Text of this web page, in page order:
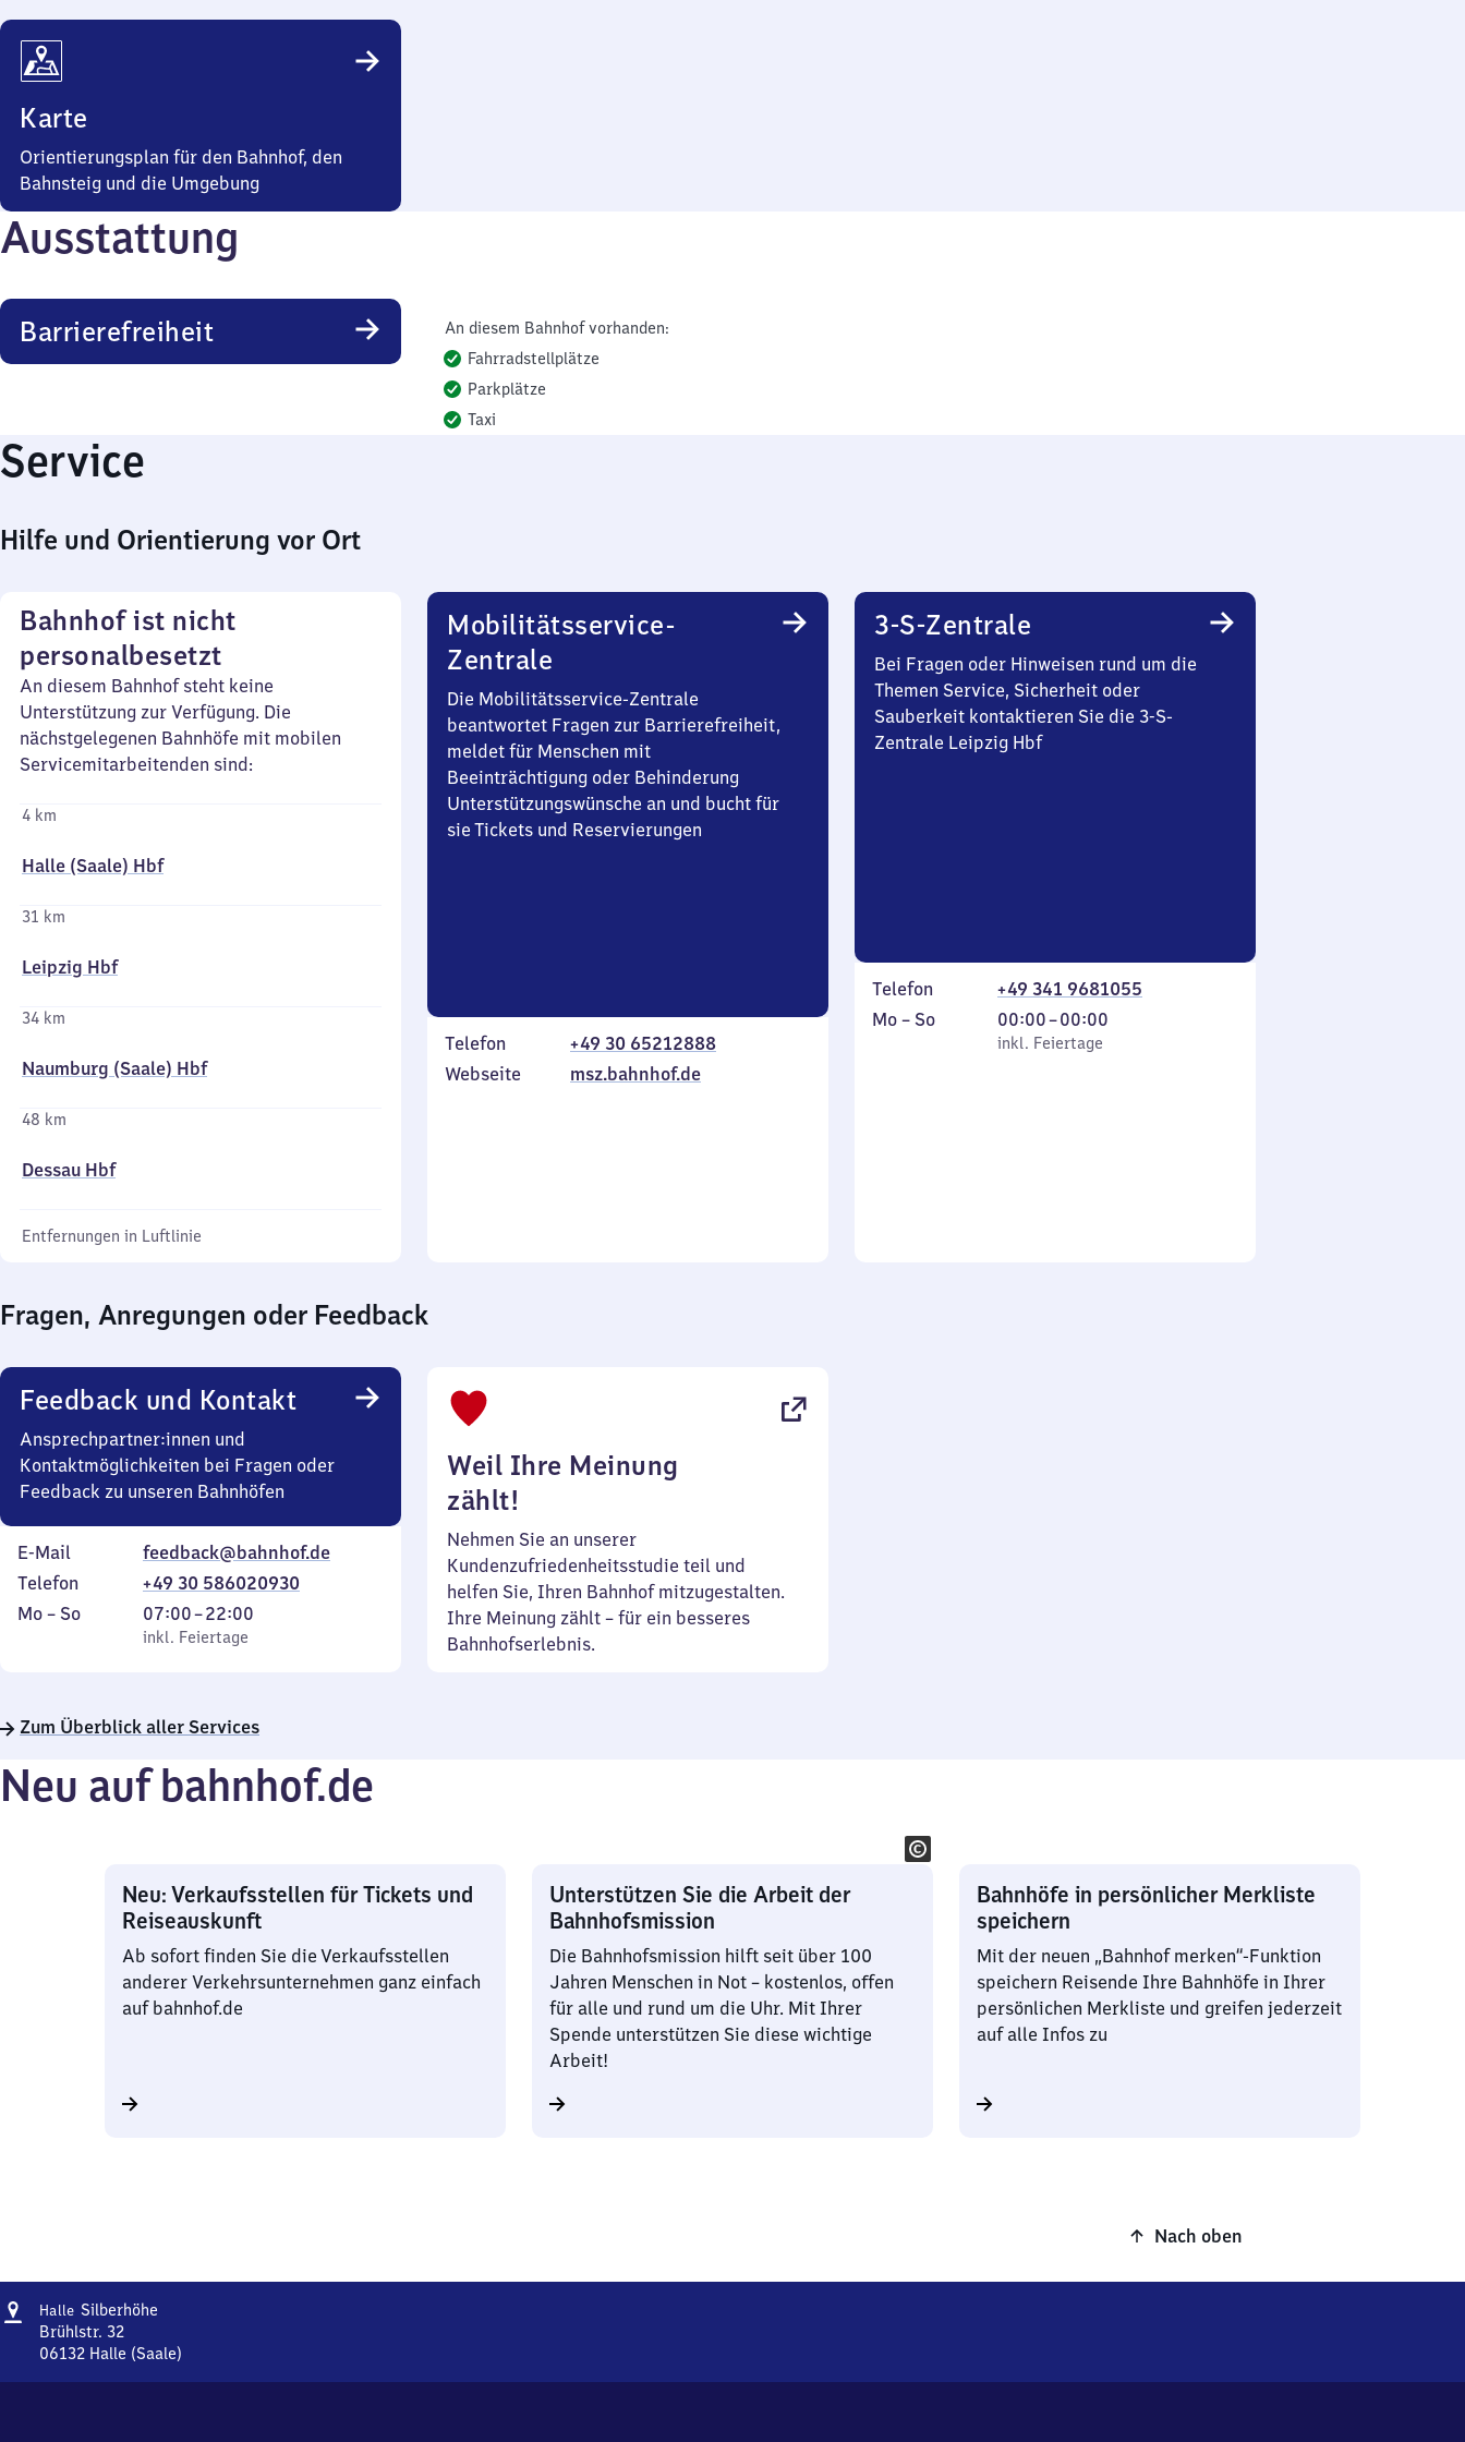
Karte
Orientierungsplan für den Bahnhof, den
Bahnsteig und die Umgebung
Ausstattung
Barrierefreiheit
An diesem Bahnhof vorhanden:
Fahrradstellplätze
Parkplätze
Taxi
Service
Hilfe und Orientierung vor Ort
Bahnhof ist nicht
personalbesetzt
An diesem Bahnhof steht keine
Unterstützung zur Verfügung. Die
nächstgelegenen Bahnhöfe mit mobilen
Servicemitarbeitenden sind:
4 km
Halle (Saale) Hbf
31 km
Leipzig Hbf
34 km
Naumburg (Saale) Hbf
48 km
Dessau Hbf
Entfernungen in Luftlinie
Mobilitätsservice-
Zentrale
Die Mobilitätsservice-Zentrale
beantwortet Fragen zur Barrierefreiheit,
meldet für Menschen mit
Beeinträchtigung oder Behinderung
Unterstützungswünsche an und bucht für
sie Tickets und Reservierungen
Telefon
+49 30 65212888
Webseite
msz.bahnhof.de
3-S-Zentrale
Bei Fragen oder Hinweisen rund um die
Themen Service, Sicherheit oder
Sauberkeit kontaktieren Sie die 3-S-
Zentrale Leipzig Hbf
Telefon
+49 341 9681055
Montag
Mo – So,
inkl. Feiertage
00:00–00:00
Von
0
inkl. Feiertage
Fragen, Anregungen oder Feedback
Feedback und Kontakt
Ansprechpartner:innen und
Kontaktmöglichkeiten bei Fragen oder
Feedback zu unseren Bahnhöfen
E-Mail
feedback@bahnhof.de
Telefon
+49 30 586020930
Montag
Mo – So,
inkl. Feiertage
07:00–22:00
Von
7
22
inkl. Feiertage
Weil Ihre Meinung
zählt!
Nehmen Sie an unserer
Kundenzufriedenheitsstudie teil und
helfen Sie, Ihren Bahnhof mitzugestalten.
Ihre Meinung zählt – für ein besseres
Bahnhofserlebnis.
Zum Überblick aller Services
Neu auf bahnhof.de
Neu: Verkaufsstellen für Tickets und
Reiseauskunft
Ab sofort finden Sie die Verkaufsstellen
anderer Verkehrsunternehmen ganz einfach
auf bahnhof.de
Unterstützen Sie die Arbeit der
Bahnhofsmission
Die Bahnhofsmission hilft seit über 100
Jahren Menschen in Not – kostenlos, offen
für alle und rund um die Uhr. Mit Ihrer
Spende unterstützen Sie diese wichtige
Arbeit!
Bahnhöfe in persönlicher Merkliste
speichern
Mit der neuen „Bahnhof merken“-Funktion
speichern Reisende Ihre Bahnhöfe in Ihrer
persönlichen Merkliste und greifen jederzeit
auf alle Infos zu
Nach oben
Adresse
Halle Silberhöhe
Brühlstr. 32
06132 Halle (Saale)